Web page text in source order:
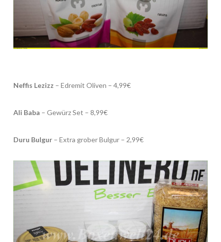
Neffis Lezizz – Edremit Oliven – 4,99€
Ali Baba – Gewürz Set – 8,99€
Duru Bulgur– Extra grober Bulgur – 2,99€